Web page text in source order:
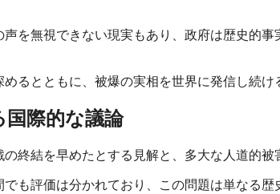
を無視できない現実もあり、政府は歴史的
るとともに、被爆の実相を世界に発信し続け
国際的な議論
終結を早めたとする見解と、多大な人道的
でも評価は分かれており、この問題は単なる